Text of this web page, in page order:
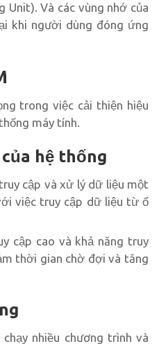
Unit). Và các vùng nhớ của
khi người dùng đóng ứng
trong việc cải thiện hiệu
máy tính.
hệ thống
cập và xử lý dữ liệu một
việc truy cập dữ liệu từ ổ
cập cao và khả năng truy
thời gian chờ đợi và tăng
nhiều chương trình và